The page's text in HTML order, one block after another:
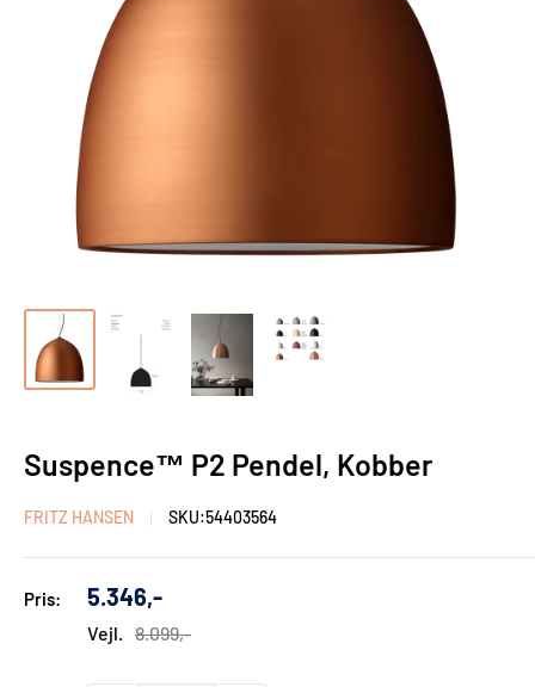
Suspence™ P2 Pendel, Kobber
FRITZ HANSEN SKU:54403564
Pris:
Udsalgs
5.346,-
Vejl. 8.099,-